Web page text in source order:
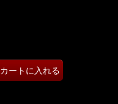
カートに入れる